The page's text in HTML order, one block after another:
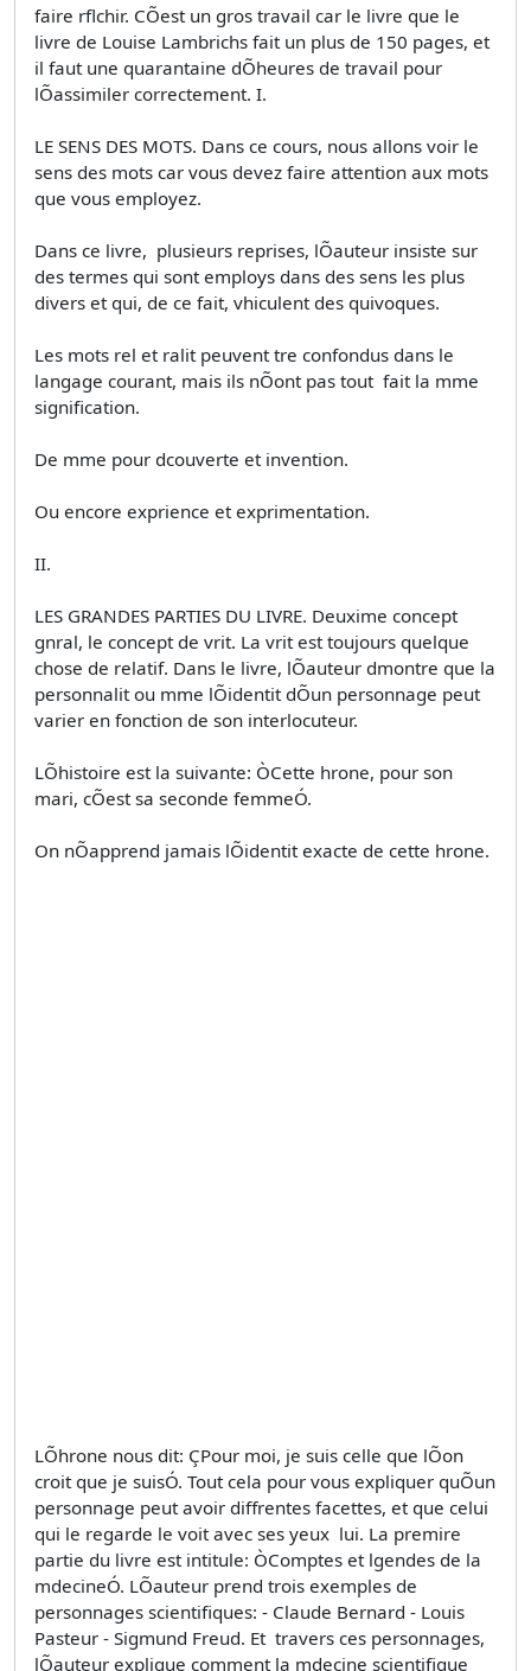
faire rflchir. CÕest un gros travail car le livre que le
livre de Louise Lambrichs fait un plus de 150 pages, et
il faut une quarantaine dÕheures de travail pour
lÕassimiler correctement. I.
LE SENS DES MOTS. Dans ce cours, nous allons voir le
sens des mots car vous devez faire attention aux mots
que vous employez.
Dans ce livre,  plusieurs reprises, lÕauteur insiste sur
des termes qui sont employs dans des sens les plus
divers et qui, de ce fait, vhiculent des quivoques.
Les mots rel et ralit peuvent tre confondus dans le
langage courant, mais ils nÕont pas tout  fait la mme
signification.
De mme pour dcouverte et invention.
Ou encore exprience et exprimentation.
II.
LES GRANDES PARTIES DU LIVRE. Deuxime concept
gnral, le concept de vrit. La vrit est toujours quelque
chose de relatif. Dans le livre, lÕauteur dmontre que la
personnalit ou mme lÕidentit dÕun personnage peut
varier en fonction de son interlocuteur.
LÕhistoire est la suivante: ÒCette hrone, pour son
mari, cÕest sa seconde femmeÓ.
On nÕapprend jamais lÕidentit exacte de cette hrone.
LÕhrone nous dit: ÇPour moi, je suis celle que lÕon
croit que je suisÓ. Tout cela pour vous expliquer quÕun
personnage peut avoir diffrentes facettes, et que celui
qui le regarde le voit avec ses yeux  lui. La premire
partie du livre est intitule: ÒComptes et lgendes de la
mdecineÓ. LÕauteur prend trois exemples de
personnages scientifiques: - Claude Bernard - Louis
Pasteur - Sigmund Freud. Et  travers ces personnages,
lÕauteur explique comment la mdecine scientifique